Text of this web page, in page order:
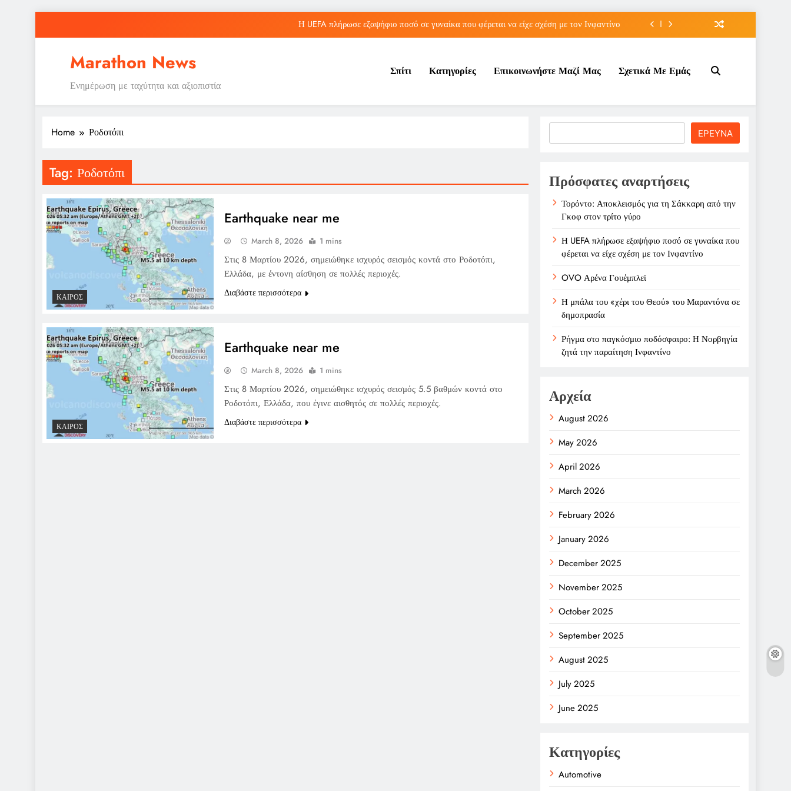
Η UEFA πλήρωσε εξαψήφιο ποσό σε γυναίκα που φέρεται να είχε σχέση με τον Ινφαντίνο
Η μπάλα του «χέρι του Θεού» του Μαραντόνα σε δημοπρασία
Η UEFA πλήρωσε εξαψήφιο ποσό σε γυναίκα που φέρεται να είχε σχέση με τον Ινφαντίνο
OVO Αρένα Γουέμπλεϊ
Marathon News
Ενημέρωση με ταχύτητα και αξιοπιστία
Σπίτι Κατηγορίες Επικοινωνήστε Μαζί Μας Σχετικά Με Εμάς
Home Ροδοτόπι
Tag: Ροδοτόπι
ΚΑΙΡΌΣ
Earthquake near me
March 8, 2026 1 mins
Στις 8 Μαρτίου 2026, σημειώθηκε ισχυρός σεισμός κοντά στο Ροδοτόπι,
Ελλάδα, με έντονη αίσθηση σε πολλές περιοχές.
Διαβάστε περισσότερα
ΚΑΙΡΌΣ
Earthquake near me
March 8, 2026 1 mins
Στις 8 Μαρτίου 2026, σημειώθηκε ισχυρός σεισμός 5.5 βαθμών κοντά στο
Ροδοτόπι, Ελλάδα, που έγινε αισθητός σε πολλές περιοχές.
Διαβάστε περισσότερα
ΕΡΕΥΝΑ
Πρόσφατες αναρτήσεις
Τορόντο: Αποκλεισμός για τη Σάκκαρη από την
Γκοφ στον τρίτο γύρο
Η UEFA πλήρωσε εξαψήφιο ποσό σε γυναίκα που
φέρεται να είχε σχέση με τον Ινφαντίνο
OVO Αρένα Γουέμπλεϊ
Η μπάλα του «χέρι του Θεού» του Μαραντόνα σε
δημοπρασία
Ρήγμα στο παγκόσμιο ποδόσφαιρο: Η Νορβηγία
ζητά την παραίτηση Ινφαντίνο
Αρχεία
August 2026
May 2026
April 2026
March 2026
February 2026
January 2026
December 2025
November 2025
October 2025
September 2025
August 2025
July 2025
June 2025
Κατηγορίες
Automotive